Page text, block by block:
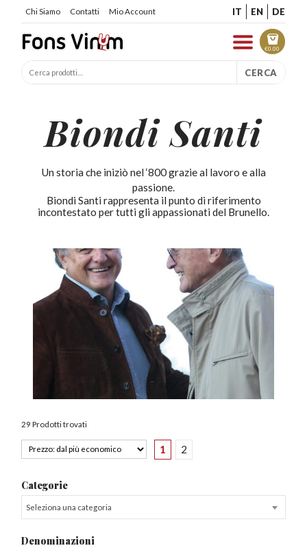
Chi Siamo Contatti Mio Account IT EN DE
€0.00
CERCA
Biondi Santi
Un storia che iniziò nel ‘800 grazie al lavoro e alla
passione.
Biondi Santi rappresenta il punto di riferimento
incontestato per tutti gli appassionati del Brunello.
29 Prodotti trovati
1 2
Categorie
Seleziona una categoria
Denominazioni